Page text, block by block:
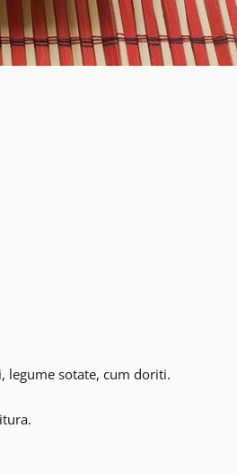
legume sotate, cum doriti.